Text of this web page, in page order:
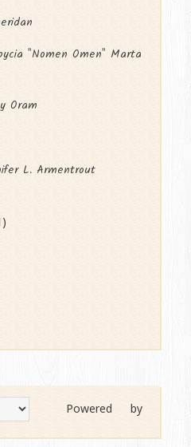
"Nomen Omen" Marta
Oram
L. Armentrout
Powered by